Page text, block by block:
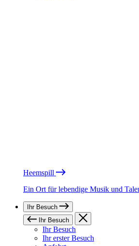
Heemspill
Ein Ort für lebendige Musik und
Ihr Besuch
Ihr Besuch
Ihr Besuch
Ihr erster Besuch